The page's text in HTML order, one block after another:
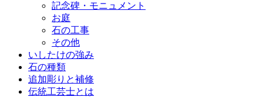
記念碑・モニュメント
お庭
石の工事
その他
いしたけの強み
石の種類
追加彫りと補修
伝統工芸士とは